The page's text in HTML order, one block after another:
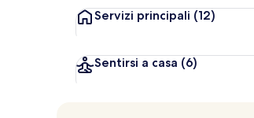
Servizi principali (12)
Sentirsi a casa (6)